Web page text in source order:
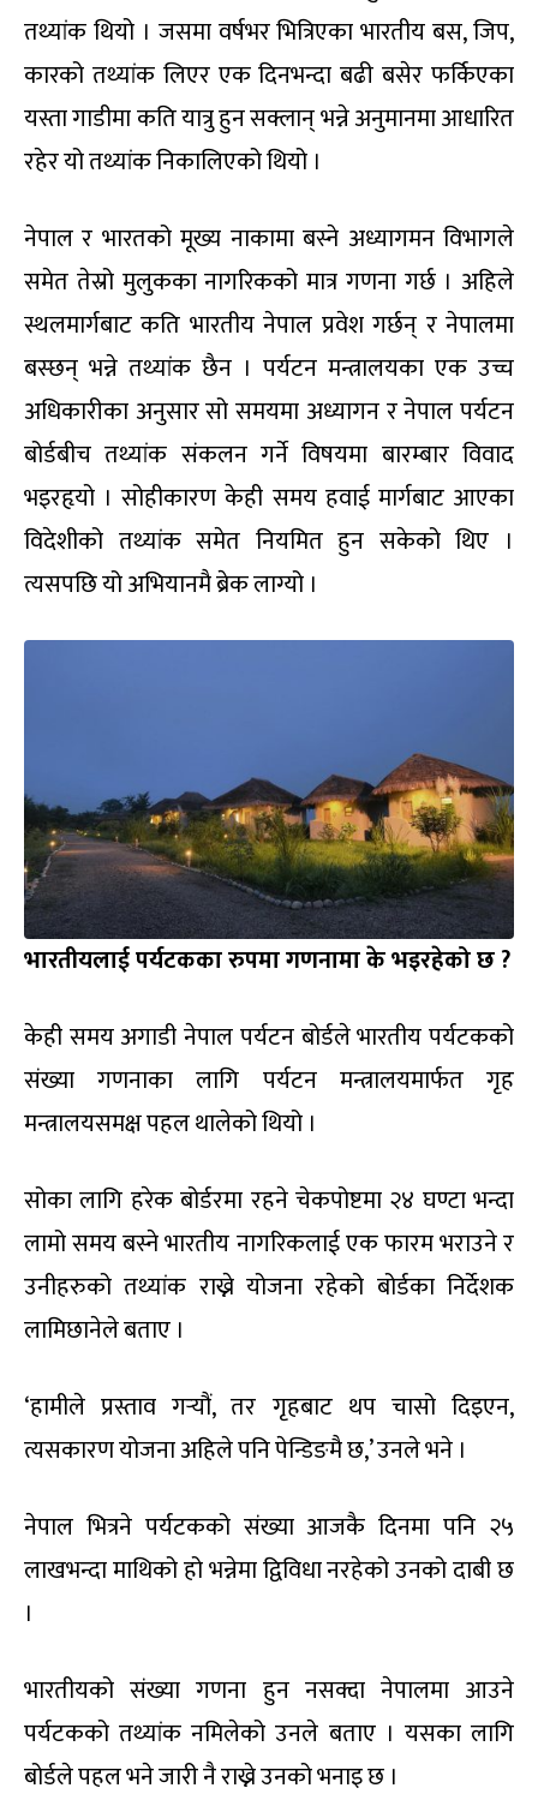
तथ्यांक थियो । जसमा वर्षभर भित्रिएका भारतीय बस, जिप,
कारको तथ्यांक लिएर एक दिनभन्दा बढी बसेर फर्किएका
यस्ता गाडीमा कति यात्रु हुन सक्लान् भन्ने अनुमानमा आधारित
रहेर यो तथ्यांक निकालिएको थियो ।
नेपाल र भारतको मूख्य नाकामा बस्ने अध्यागमन विभागले
समेत तेस्रो मुलुकका नागरिकको मात्र गणना गर्छ । अहिले
स्थलमार्गबाट कति भारतीय नेपाल प्रवेश गर्छन् र नेपालमा
बस्छन् भन्ने तथ्यांक छैन । पर्यटन मन्त्रालयका एक उच्च
अधिकारीका अनुसार सो समयमा अध्यागन र नेपाल पर्यटन
बोर्डबीच तथ्यांक संकलन गर्ने विषयमा बारम्बार विवाद
भइरहृयो । सोहीकारण केही समय हवाई मार्गबाट आएका
विदेशीको तथ्यांक समेत नियमित हुन सकेको थिए ।
त्यसपछि यो अभियानमै ब्रेक लाग्यो ।
भारतीयलाई पर्यटकका रुपमा गणनामा के भइरहेको छ ?
केही समय अगाडी नेपाल पर्यटन बोर्डले भारतीय पर्यटकको
संख्या गणनाका लागि पर्यटन मन्त्रालयमार्फत गृह
मन्त्रालयसमक्ष पहल थालेको थियो ।
सोका लागि हरेक बोर्डरमा रहने चेकपोष्टमा २४ घण्टा भन्दा
लामो समय बस्ने भारतीय नागरिकलाई एक फारम भराउने र
उनीहरुको तथ्यांक राख्ने योजना रहेको बोर्डका निर्देशक
लामिछानेले बताए ।
‘हामीले प्रस्ताव गर्‍यौं, तर गृहबाट थप चासो दिइएन,
त्यसकारण योजना अहिले पनि पेन्डिङमै छ,’ उनले भने ।
नेपाल भित्रने पर्यटकको संख्या आजकै दिनमा पनि २५
लाखभन्दा माथिको हो भन्नेमा द्विविधा नरहेको उनको दाबी छ
।
भारतीयको संख्या गणना हुन नसक्दा नेपालमा आउने
पर्यटकको तथ्यांक नमिलेको उनले बताए । यसका लागि
बोर्डले पहल भने जारी नै राख्ने उनको भनाइ छ ।